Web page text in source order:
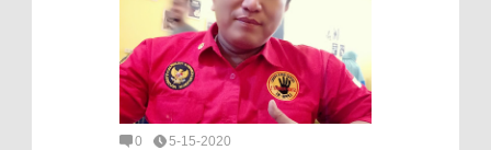
0 5-15-2020